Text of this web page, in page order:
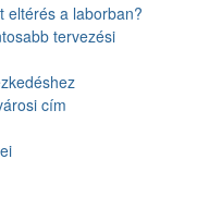
eltérés a laborban?
tervezési
cím